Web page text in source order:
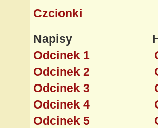
Czcionki
Napisy
Odcinek 1
Odcinek 2
Odcinek 3
Odcinek 4
Odcinek 5